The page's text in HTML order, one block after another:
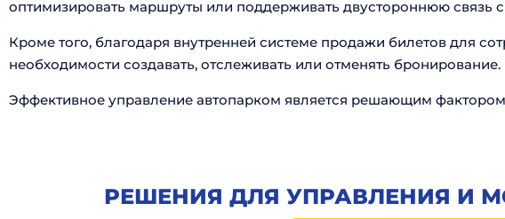
оптимизировать маршруты или поддерживать двустороннюю связь
Кроме того, благодаря внутренней системе продажи билетов для
необходимости создавать, отслеживать или отменять бронирование.
Эффективное управление автопарком является решающим
РЕШЕНИЯ ДЛЯ УПРАВЛЕНИЯ И